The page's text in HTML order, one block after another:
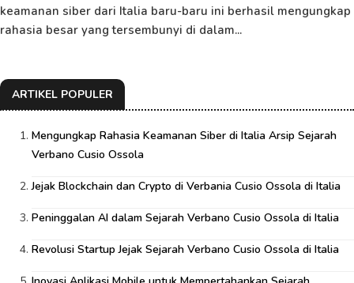
keamanan siber dari Italia baru-baru ini berhasil mengungkap
rahasia besar yang tersembunyi di dalam...
ARTIKEL POPULER
Mengungkap Rahasia Keamanan Siber di Italia Arsip Sejarah
Verbano Cusio Ossola
Jejak Blockchain dan Crypto di Verbania Cusio Ossola di Italia
Peninggalan AI dalam Sejarah Verbano Cusio Ossola di Italia
Revolusi Startup Jejak Sejarah Verbano Cusio Ossola di Italia